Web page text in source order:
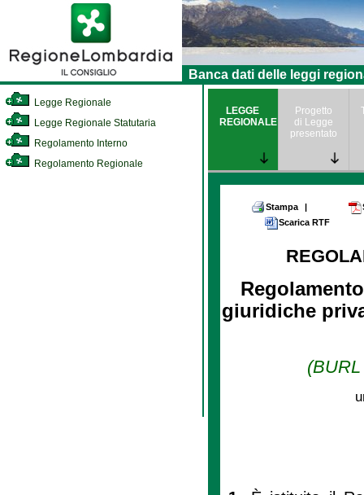
Banca dati delle leggi
Legge Regionale
Legge Regionale Statutaria
Regolamento Interno
Regolamento Regionale
LEGGE
REGIONALE
Progetto
di Legge
presentato
Stampa |
Scarica RTF
giuridiche